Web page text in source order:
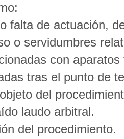
falta de actuación,
o servidumbres
con
tras el punto de
del
laudo arbitral.
del procedimiento.